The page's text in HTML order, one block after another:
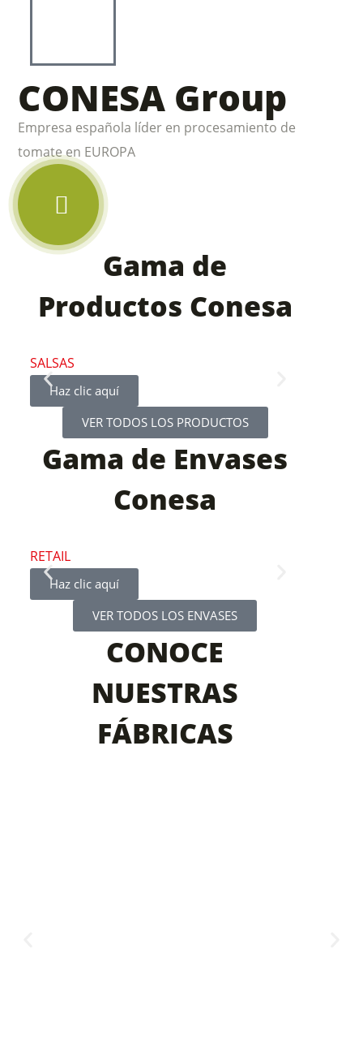
CONESA Group
Empresa española líder en procesamiento de
tomate en EUROPA
Gama de
Productos Conesa
SALSAS
Haz clic aquí
VER TODOS LOS PRODUCTOS
Gama de Envases
Conesa
RETAIL
Haz clic aquí
VER TODOS LOS ENVASES
CONOCE
NUESTRAS
FÁBRICAS